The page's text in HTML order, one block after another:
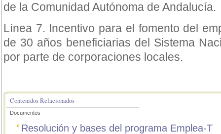
de la Comunidad Autónoma de Andalucía.
Línea 7. Incentivo para el fomento del
de 30 años beneficiarias del Sistema
por parte de corporaciones locales.
Contenidos Relacionados
Documentos
Resolución y bases del programa Emplea-T